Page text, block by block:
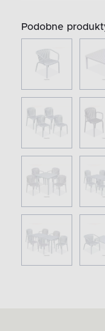
Podobne